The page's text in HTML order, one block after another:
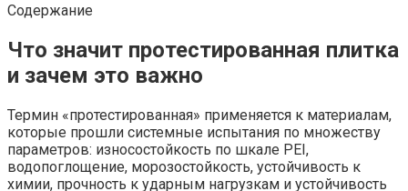
Содержание
Что значит протестированная плитка
и зачем это важно
Термин «протестированная» применяется к материалам,
которые прошли системные испытания по множеству
параметров: износостойкость по шкале PEI,
водопоглощение, морозостойкость, устойчивость к
химии, прочность к ударным нагрузкам и устойчивость